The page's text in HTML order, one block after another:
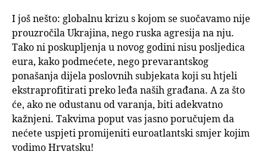
I još nešto: globalnu krizu s kojom se suočavamo nije
prouzročila Ukrajina, nego ruska agresija na nju.
Tako ni poskupljenja u novog godini nisu posljedica
eura, kako podmećete, nego prevarantskog
ponašanja dijela poslovnih subjekata koji su htjeli
ekstraprofitirati preko leđa naših građana. A za što
će, ako ne odustanu od varanja, biti adekvatno
kažnjeni. Takvima poput vas jasno poručujem da
nećete uspjeti promijeniti euroatlantski smjer kojim
vodimo Hrvatsku!